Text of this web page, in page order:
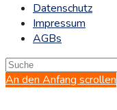
Datenschutz
Impressum
AGBs
An den Anfang scrollen